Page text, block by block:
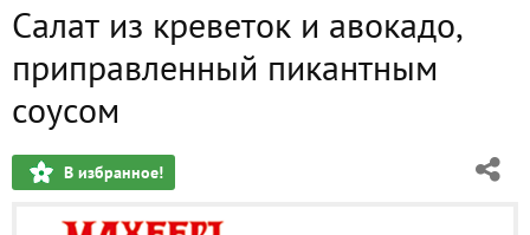
Салат из креветок и авокадо,
приправленный пикантным
соусом
В избранное!